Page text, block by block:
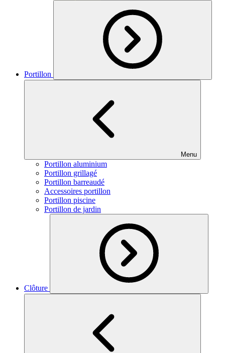
Portillon
Menu
Portillon aluminium
Portillon grillagé
Portillon barreaudé
Accessoires portillon
Portillon piscine
Portillon de jardin
Clôture